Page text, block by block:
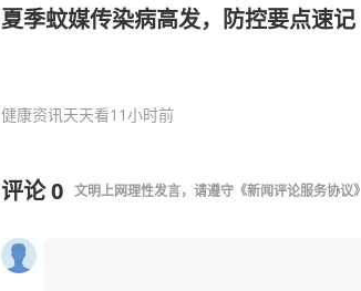
夏季蚊媒传染病高发，防控要点速记
健康资讯天天看11小时前
评论0 文明上网理性发言，请遵守 《新闻评论服务协议》